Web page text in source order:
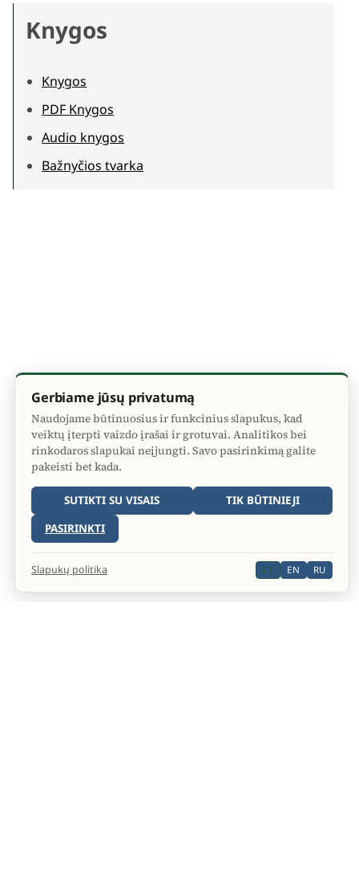
Knygos
Knygos
PDF Knygos
Audio knygos
Bažnyčios tvarka
Gerbiame jūsų privatumą
Naudojame būtinuosius ir funkcinius slapukus, kad
veiktų įterpti vaizdo įrašai ir grotuvai. Analitikos bei
rinkodaros slapukai neįjungti. Savo pasirinkimą galite
pakeisti bet kada.
SUTIKTI SU VISAIS
TIK BŪTINIEJI
PASIRINKTI
Slapukų politika LT EN RU